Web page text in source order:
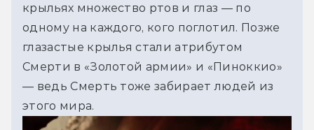
крыльях множество ртов и глаз — по
одному на каждого, кого поглотил. Позже
глазастые крылья стали атрибутом
Смерти в «Золотой армии» и «Пиноккио»
— ведь Смерть тоже забирает людей из
этого мира.